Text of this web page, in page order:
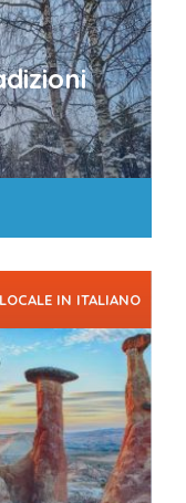
IN ITALIANO